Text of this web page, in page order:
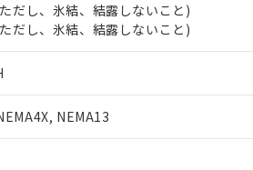
だし、氷結、結露しないこと)
だし、氷結、結露しないこと)
NEMA13